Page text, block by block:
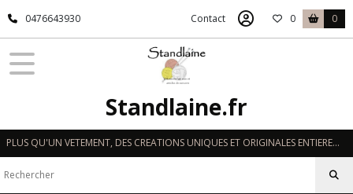
0476643930 Contact 0 0
Standlaine.fr
PLUS QU'UN VETEMENT, DES CREATIONS UNIQUES ET ORIGINALES ENTIEREMENT REALISEES A LA MAIN EN FRANCE